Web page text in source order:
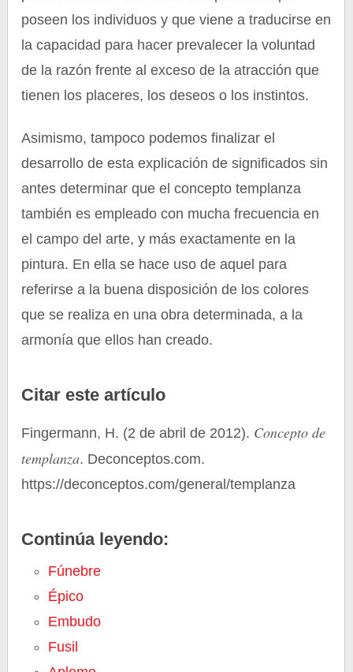
poseen los individuos y que viene a traducirse en
la capacidad para hacer prevalecer la voluntad
de la razón frente al exceso de la atracción que
tienen los placeres, los deseos o los instintos.
Asimismo, tampoco podemos finalizar el
desarrollo de esta explicación de significados sin
antes determinar que el concepto templanza
también es empleado con mucha frecuencia en
el campo del arte, y más exactamente en la
pintura. En ella se hace uso de aquel para
referirse a la buena disposición de los colores
que se realiza en una obra determinada, a la
armonía que ellos han creado.
Citar este artículo
Fingermann, H. (2 de abril de 2012). Concepto de
templanza. Deconceptos.com.
https://deconceptos.com/general/templanza
Continúa leyendo:
Fúnebre
Épico
Embudo
Fusil